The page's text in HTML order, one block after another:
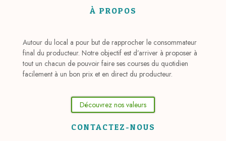
À PROPOS
Autour du local a pour but de rapprocher le consommateur
final du producteur. Notre objectif est d’arriver à proposer à
tout un chacun de pouvoir faire ses courses du quotidien
facilement à un bon prix et en direct du producteur.
Découvrez nos valeurs
CONTACTEZ-NOUS